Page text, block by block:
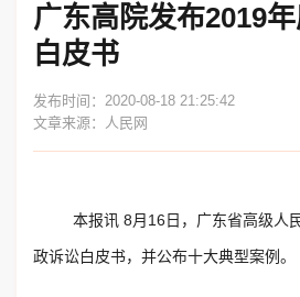
广东高院发布2019
白皮书
发布时间：2020-08-18 21:25:42
文章来源：人民网
本报讯 8月16日，广东省高级人
政诉讼白皮书，并公布十大典型案例。